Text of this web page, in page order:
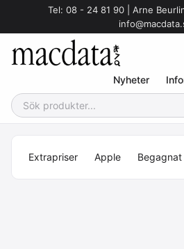
Tel: 08 - 24 81 90 | Arne
Nyheter
Extrapriser Apple Begagnat